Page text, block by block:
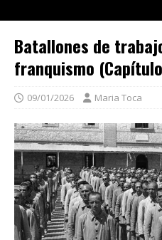
Batallones de
franquismo
09/01/2026 Maria Toca